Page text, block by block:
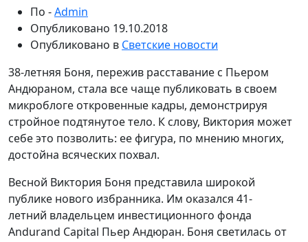
По -Admin
Опубликовано 19.10.2018
Опубликовано в Светские новости
38-летняя Боня, пережив расставание с Пьером
Андюраном, стала все чаще публиковать в своем
микроблоге откровенные кадры, демонстрируя
стройное подтянутое тело. К слову, Виктория может
себе это позволить: ее фигура, по мнению многих,
достойна всяческих похвал.
Весной Виктория Боня представила широкой
публике нового избранника. Им оказался 41-
летний владельцем инвестиционного фонда
Andurand Capital Пьер Андюран. Боня светилась от